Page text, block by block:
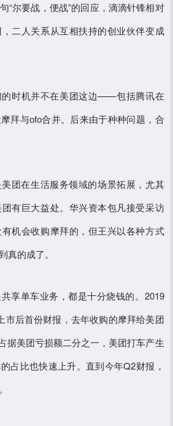
“尔要战，便战”的回应，滴滴针锋相对
二人关系从互相扶持的创业伙伴变成
的时机并不在美团这边——包括腾讯在
拜与ofo合并。后来由于种种问题，合
团在生活服务领域的场景拓展，尤其
有巨大益处。华兴资本包凡接受采访
机会收购摩拜的，但王兴以各种方式
真的成了。
享单车业务，都是十分烧钱的。2019
市后首份财报，去年收购的摩拜给美团
据美团亏损额二分之一，美团打车产生
占比也快速上升。直到今年Q2财报，